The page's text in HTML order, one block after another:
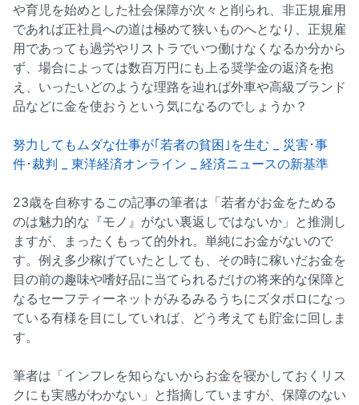
や育児を始めとした社会保障が次々と削られ、非正規雇用
であれば正社員への道は極めて狭いものへとなり、正規雇
用であっても過労やリストラでいつ働けなくなるか分から
ず、場合によっては数百万円にも上る奨学金の返済を抱
え、いったいどのような理路を辿れば外車や高級ブランド
品などに金を使おうという気になるのでしょうか？
努力してもムダな仕事が｢若者の貧困｣を生む _ 災害･事
件･裁判 _ 東洋経済オンライン _ 経済ニュースの新基準
23歳を自称するこの記事の筆者は「若者がお金をためる
のは魅力的な『モノ』がない裏返しではないか」と推測し
ますが、まったくもって的外れ。単純にお金がないので
す。例え多少稼げていたとしても、その時に稼いだお金を
目の前の趣味や嗜好品に当てられるだけの将来的な保障と
なるセーフティーネットがみるみるうちにズタボロになっ
ている有様を目にしていれば、どう考えても貯金に回しま
す。
筆者は「インフレを知らないからお金を寝かしておくリス
クにも実感がわかない」と指摘していますが、保障のない